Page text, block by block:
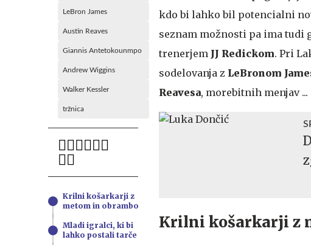
LeBron James
Austin Reaves
Giannis Antetokounmpo
Andrew Wiggins
Walker Kessler
tržnica
Krilni košarkarji z
metom in obrambo
Mladi igralci, ki bi
lahko postali tarče
kdo bi lahko bil potencialni
seznam možnosti pa ima tudi
trenerjem JJ Redickom. Pri
sodelovanja z LeBronom
Reavesa, morebitnih menjav ...
Krilni košarkarji z